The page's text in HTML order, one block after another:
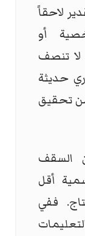
لاحقاً
أو
لا تنصف
ري حديثة
تحقيق
السقف
أقل
ففي